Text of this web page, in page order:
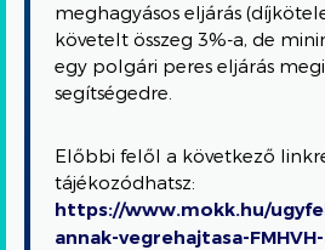
meghagyásos eljárás
követelt összeg 3%-a, de
egy polgári peres eljárás
segítségedre.
Előbbi felől a következő
tájékozódhatsz:
https://www.mokk.hu/
annak-vegrehajtasa-